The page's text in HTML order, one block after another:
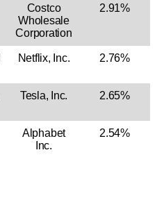
Costco
Wholesale
Corporation
2.91%
Netflix, Inc. 2.76%
Tesla, Inc. 2.65%
Alphabet
Inc.
2.54%